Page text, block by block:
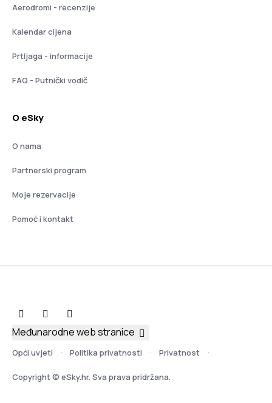
Aerodromi - recenzije
Kalendar cijena
Prtljaga - informacije
FAQ - Putnički vodič
O eSky
O nama
Partnerski program
Moje rezervacije
Pomoć i kontakt
Opći uvjeti Politika privatnosti Privatnost
Copyright © eSky.hr. Sva prava pridržana.
Međunarodne web stranice